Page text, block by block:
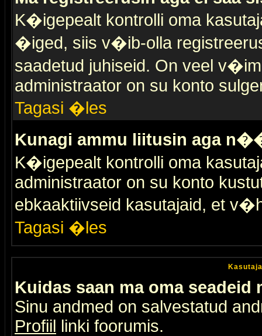
K�igepealt kontrolli oma
�iged, siis v�ib-olla
saadetud juhiseid. On veel
administraator on su konto
Tagasi �les
Kunagi ammu liitusin aga
K�igepealt kontrolli oma
administraator on su konto
ebkaaktiivseid kasutajaid, et
Tagasi �les
Kuidas saan ma oma seadeid
Sinu andmed on salvestatud
Profiil linki foorumis.